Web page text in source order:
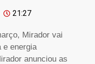
21:27
Mirador vai
e energia
anunciou as